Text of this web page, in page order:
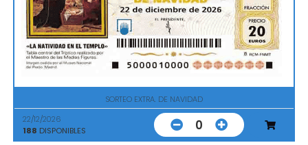
SORTEO EXTRA. DE NAVIDAD
22/12/2026
188 DISPONIBLES 0